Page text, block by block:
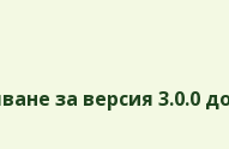
за версия 3.0.0